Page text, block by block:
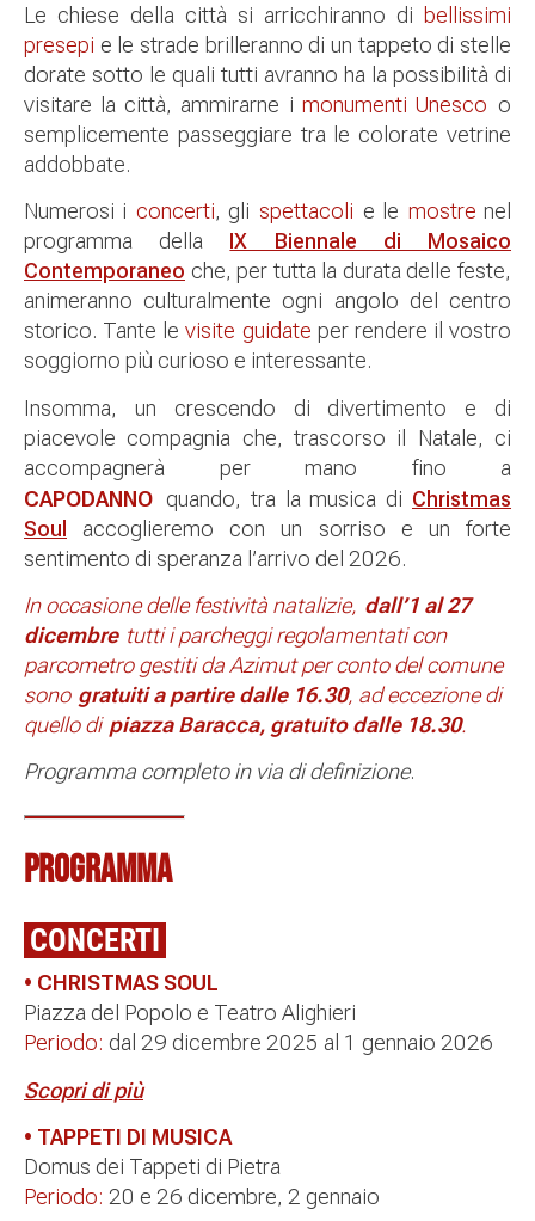
Le chiese della città si arricchiranno di bellissimi
presepi e le strade brilleranno di un tappeto di stelle
dorate sotto le quali tutti avranno ha la possibilità di
visitare la città, ammirarne i monumenti Unesco o
semplicemente passeggiare tra le colorate vetrine
addobbate.
Numerosi i concerti, gli spettacoli e le mostre nel
programma della IX Biennale di Mosaico
Contemporaneo che, per tutta la durata delle feste,
animeranno culturalmente ogni angolo del centro
storico. Tante levisite guidate per rendere il vostro
soggiorno più curioso e interessante.
Insomma, un crescendo di divertimento e di
piacevole compagnia che, trascorso il Natale, ci
accompagnerà per mano fino a
CAPODANNO quando, tra la musica di Christmas
Soul accoglieremo con un sorriso e un forte
sentimento di speranza l’arrivo del 2026.
In occasione delle festività natalizie, dall’1 al 27
dicembretutti i parcheggi regolamentati con
parcometro gestiti da Azimut per conto del comune
sono gratuiti a partire dalle 16.30, ad eccezione di
quello di piazza Baracca, gratuito dalle 18.30.
Programma completo in via di definizione.
PROGRAMMA
CONCERTI
• CHRISTMAS SOUL
Piazza del Popolo e Teatro Alighieri
Periodo: dal 29 dicembre 2025 al 1 gennaio 2026
Scopri di più
• TAPPETI DI MUSICA
Domus dei Tappeti di Pietra
Periodo: 20 e 26 dicembre, 2 gennaio